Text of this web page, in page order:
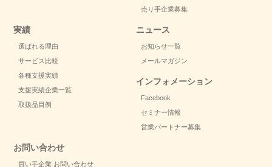
売り手企業募集
実績
選ばれる理由
サービス比較
各種支援実績
支援実績企業一覧
取扱品目例
ニュース
お知らせ一覧
メールマガジン
インフォメーション
Facebook
セミナー情報
営業パートナー募集
お問い合わせ
買い手企業 お問い合わせ